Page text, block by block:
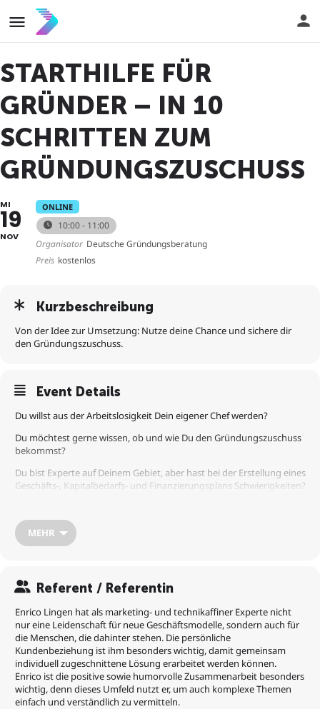
STARTHILFE FÜR
GRÜNDER – IN 10
SCHRITTEN ZUM
GRÜNDUNGSZUSCHUSS
MI
19
NOV
ONLINE
10:00 - 11:00
Organisator Deutsche Gründungsberatung
Preis kostenlos
Kurzbeschreibung
Von der Idee zur Umsetzung: Nutze deine Chance und sichere dir
den Gründungszuschuss.
Event Details
Du willst aus der Arbeitslosigkeit Dein eigener Chef werden?
Du möchtest gerne wissen, ob und wie Du den Gründungszuschuss
bekommst?
Du bist Experte auf Deinem Gebiet, aber hast bei der Erstellung eines
Geschäfts-, Kapitalbedarfs- und Finanzierungsplans Schwierigkeiten?
unserem Webinar „In 10 Schritten zum Gründungszuschuss“ richtig.
Nach dem Seminar weißt Du, ob diese Förderung speziell für Dich in
Frage kommt.
Webinare dienen lediglich dazu, wichtiges Wissen zu vermitteln.
Weitere informative Webinare findest Du unter:
https://deutsche-gruendungsberatung.de/veranstaltungen/
MEHR
Referent / Referentin
Enrico Lingen hat als marketing- und technikaffiner Experte nicht
nur eine Leidenschaft für neue Geschäftsmodelle, sondern auch für
die Menschen, die dahinter stehen. Die persönliche
Kundenbeziehung ist ihm besonders wichtig, damit gemeinsam
individuell zugeschnittene Lösung erarbeitet werden können.
Enrico ist die positive sowie humorvolle Zusammenarbeit besonders
wichtig, denn dieses Umfeld nutzt er, um auch komplexe Themen
einfach und verständlich zu vermitteln.